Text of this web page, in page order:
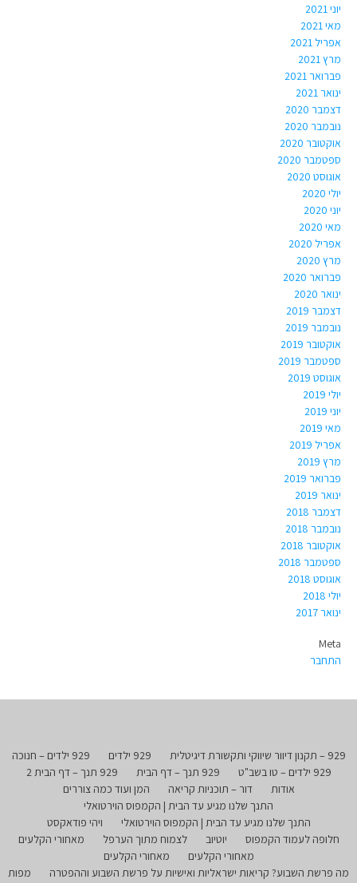
יוני 2021
מאי 2021
אפריל 2021
מרץ 2021
פברואר 2021
ינואר 2021
דצמבר 2020
נובמבר 2020
אוקטובר 2020
ספטמבר 2020
אוגוסט 2020
יולי 2020
יוני 2020
מאי 2020
אפריל 2020
מרץ 2020
פברואר 2020
ינואר 2020
דצמבר 2019
נובמבר 2019
אוקטובר 2019
ספטמבר 2019
אוגוסט 2019
יולי 2019
יוני 2019
מאי 2019
אפריל 2019
מרץ 2019
פברואר 2019
ינואר 2019
דצמבר 2018
נובמבר 2018
אוקטובר 2018
ספטמבר 2018
אוגוסט 2018
יולי 2018
ינואר 2017
Meta
התחבר
929 – תקנון דיוור שיווקי ותקשורת דיגיטלית 929 ילדים
929 ילדים – חנוכה
929 ילדים – טו בשב"ט
929 תנך – דף הבית
929 תנך – דף הבית 2
אודות
דור – תוכניות קריאה
המן ועוד כמה צוררים
התנך שלנו מגיע עד הבית | הקמפוס הוירטואלי
התנך שלנו מגיע עד הבית | הקמפוס הוירטואלי
ויהי פודאקסט
חלופה לעמוד הקמפוס
יוטיוב לצמוח מתוך הערפל
מאחורי הקלעים
מאחורי הקלעים
מאחורי הקלעים
מה פרשת השבוע? קריאות ישראליות ואישיות על פרשת השבוע וההפטרה
מפות